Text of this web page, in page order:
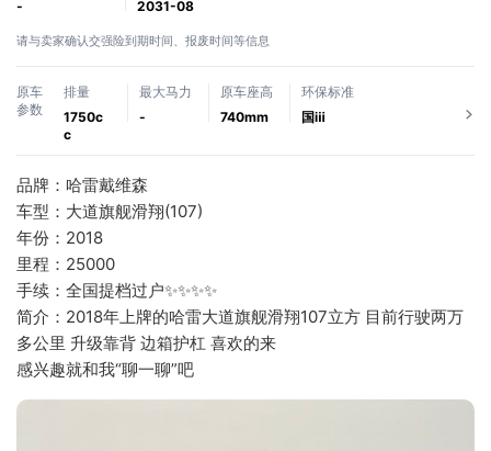
-
2031-08
请与卖家确认交强险到期时间、报废时间等信息
原车
参数
排量
1750c
c
最大马力
-
原车座高
740mm
环保标准
国ⅲ
品牌：哈雷戴维森
车型：大道旗舰滑翔(107)
年份：2018
里程：25000
手续：全国提档过户✨✨✨✨
简介：2018年上牌的哈雷大道旗舰滑翔107立方 目前行驶两万
多公里 升级靠背 边箱护杠 喜欢的来
感兴趣就和我“聊一聊”吧